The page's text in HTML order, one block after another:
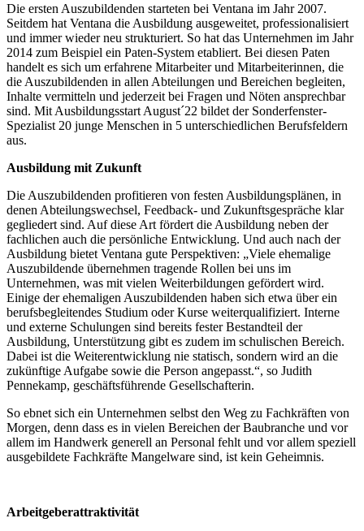
Die ersten Auszubildenden starteten bei Ventana im Jahr 2007.
Seitdem hat Ventana die Ausbildung ausgeweitet, professionalisiert
und immer wieder neu strukturiert. So hat das Unternehmen im Jahr
2014 zum Beispiel ein Paten-System etabliert. Bei diesen Paten
handelt es sich um erfahrene Mitarbeiter und Mitarbeiterinnen, die
die Auszubildenden in allen Abteilungen und Bereichen begleiten,
Inhalte vermitteln und jederzeit bei Fragen und Nöten ansprechbar
sind. Mit Ausbildungsstart August´22 bildet der Sonderfenster-
Spezialist 20 junge Menschen in 5 unterschiedlichen Berufsfeldern
aus.
Ausbildung mit Zukunft
Die Auszubildenden profitieren von festen Ausbildungsplänen, in
denen Abteilungswechsel, Feedback- und Zukunftsgespräche klar
gegliedert sind. Auf diese Art fördert die Ausbildung neben der
fachlichen auch die persönliche Entwicklung. Und auch nach der
Ausbildung bietet Ventana gute Perspektiven: „Viele ehemalige
Auszubildende übernehmen tragende Rollen bei uns im
Unternehmen, was mit vielen Weiterbildungen gefördert wird.
Einige der ehemaligen Auszubildenden haben sich etwa über ein
berufsbegleitendes Studium oder Kurse weiterqualifiziert. Interne
und externe Schulungen sind bereits fester Bestandteil der
Ausbildung, Unterstützung gibt es zudem im schulischen Bereich.
Dabei ist die Weiterentwicklung nie statisch, sondern wird an die
zukünftige Aufgabe sowie die Person angepasst.“, so Judith
Pennekamp, geschäftsführende Gesellschafterin.
So ebnet sich ein Unternehmen selbst den Weg zu Fachkräften von
Morgen, denn dass es in vielen Bereichen der Baubranche und vor
allem im Handwerk generell an Personal fehlt und vor allem speziell
ausgebildete Fachkräfte Mangelware sind, ist kein Geheimnis.
Arbeitgeberattraktivität